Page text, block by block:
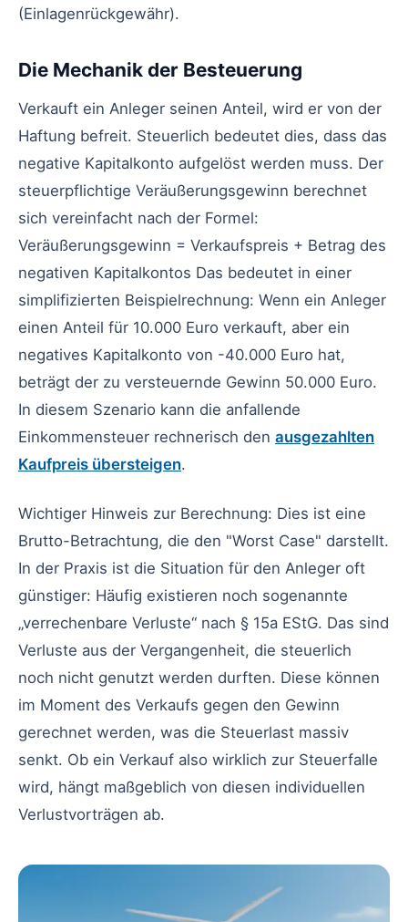
(Einlagenrückgewähr).
Die Mechanik der Besteuerung
Verkauft ein Anleger seinen Anteil, wird er von der
Haftung befreit. Steuerlich bedeutet dies, dass das
negative Kapitalkonto aufgelöst werden muss. Der
steuerpflichtige Veräußerungsgewinn berechnet
sich vereinfacht nach der Formel:
Veräußerungsgewinn = Verkaufspreis + Betrag des
negativen Kapitalkontos Das bedeutet in einer
simplifizierten Beispielrechnung: Wenn ein Anleger
einen Anteil für 10.000 Euro verkauft, aber ein
negatives Kapitalkonto von -40.000 Euro hat,
beträgt der zu versteuernde Gewinn 50.000 Euro.
In diesem Szenario kann die anfallende
Einkommensteuer rechnerisch den ausgezahlten
Kaufpreis übersteigen.
Wichtiger Hinweis zur Berechnung: Dies ist eine
Brutto-Betrachtung, die den "Worst Case" darstellt.
In der Praxis ist die Situation für den Anleger oft
günstiger: Häufig existieren noch sogenannte
„verrechenbare Verluste“ nach § 15a EStG. Das sind
Verluste aus der Vergangenheit, die steuerlich
noch nicht genutzt werden durften. Diese können
im Moment des Verkaufs gegen den Gewinn
gerechnet werden, was die Steuerlast massiv
senkt. Ob ein Verkauf also wirklich zur Steuerfalle
wird, hängt maßgeblich von diesen individuellen
Verlustvorträgen ab.